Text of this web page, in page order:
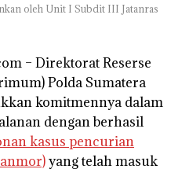
oleh Unit I Subdit III Jatanras
– Direktorat Reserse
Polda Sumatera
komitmennya dalam
dengan berhasil
kasus pencurian
yang telah masuk